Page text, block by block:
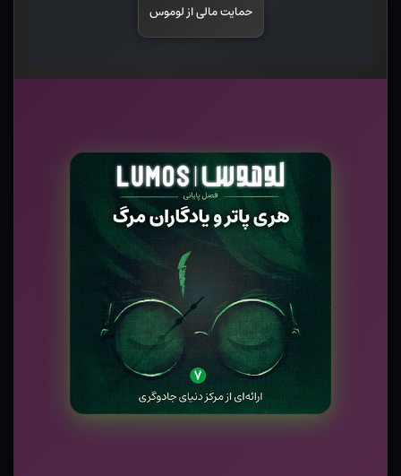
حمایت مالی از لوموس